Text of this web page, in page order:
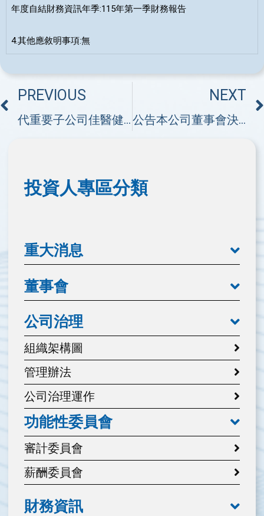
年度自結財務資訊年季:115年第一季財務報告
4.其他應敘明事項:無
PREVIOUS
代重要子公司佳醫健康事業(香港)股份有限公司公告董事會決議發放股利
NEXT
公告本公司董事會決議召開一一五年股東常會事宜(新增討論事項)
投資人專區分類
重大消息
董事會
公司治理
組織架構圖
管理辦法
公司治理運作
功能性委員會
審計委員會
薪酬委員會
財務資訊